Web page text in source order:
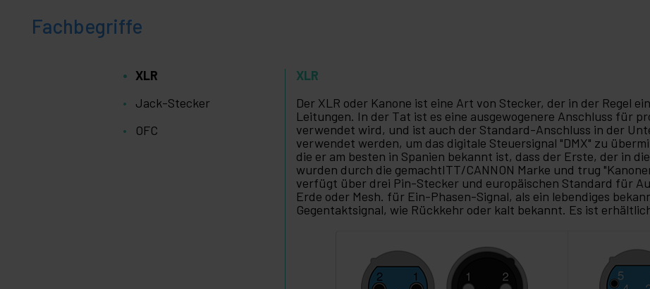
Fachbegriffe
XLR
Jack-Stecker
OFC
XLR
Der XLR oder Kanone ist eine Art von Stecker, der in der Regel
Leitungen. In der Tat ist es eine ausgewogenere Anschluss für
verwendet wird, und ist auch der Standard-Anschluss in der
verwendet werden, um das digitale Steuersignal "DMX" zu
die er am besten in Spanien bekannt ist, dass der Erste, der in
wurden durch die gemachtITT/CANNON Marke und trug
verfügt über drei Pin-Stecker und europäischen Standard für
Erde oder Mesh. für Ein-Phasen-Signal, als ein lebendiges
Gegentaktsignal, wie Rückkehr oder kalt bekannt. Es ist